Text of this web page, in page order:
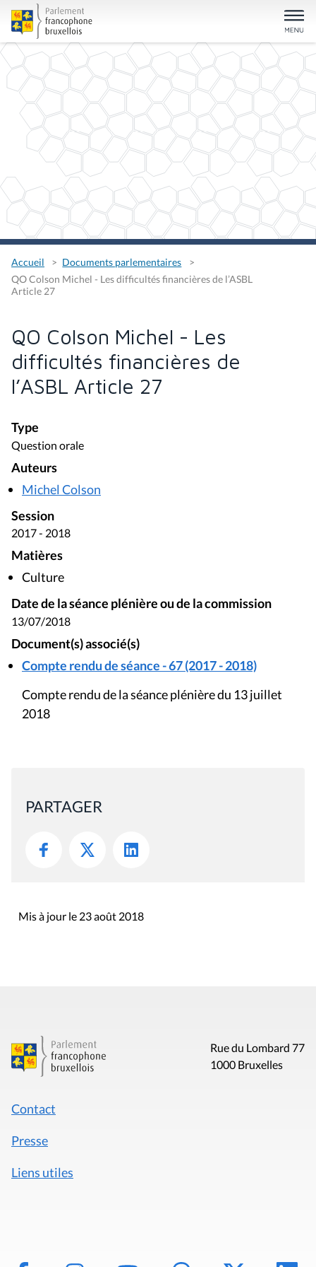
Accueil
Documents parlementaires
QO Colson Michel - Les difficultés financières de l’ASBL
Article 27
QO Colson Michel - Les
difficultés financières de
l’ASBL Article 27
Type
Question orale
Auteurs
Michel Colson
Session
2017 - 2018
Matières
Culture
Date de la séance plénière ou de la commission
13/07/2018
Document(s) associé(s)
Compte rendu de séance - 67 (2017 - 2018)
Compte rendu de la séance plénière du 13 juillet
2018
PARTAGER
Mis à jour le 23 août 2018
Rue du Lombard 77
1000 Bruxelles
Contact
Presse
Liens utiles